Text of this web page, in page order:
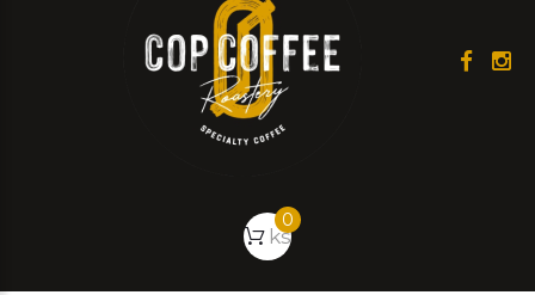
0
ks